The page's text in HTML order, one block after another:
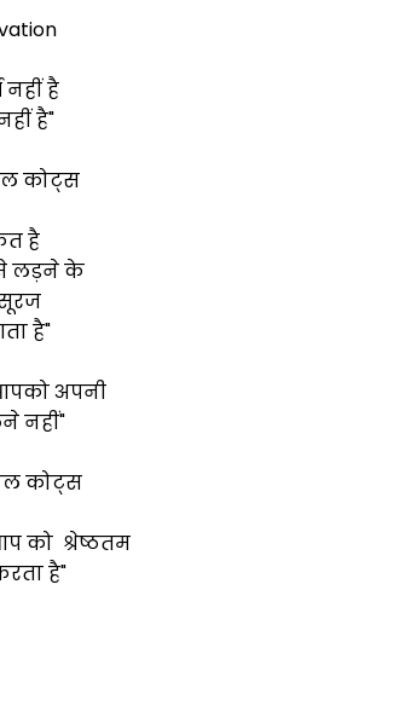
नहीं है
है"
कोट्स
है
लड़ने के
है"
अपनी
नहीं"
कोट्स
को श्रेष्ठतम
है"